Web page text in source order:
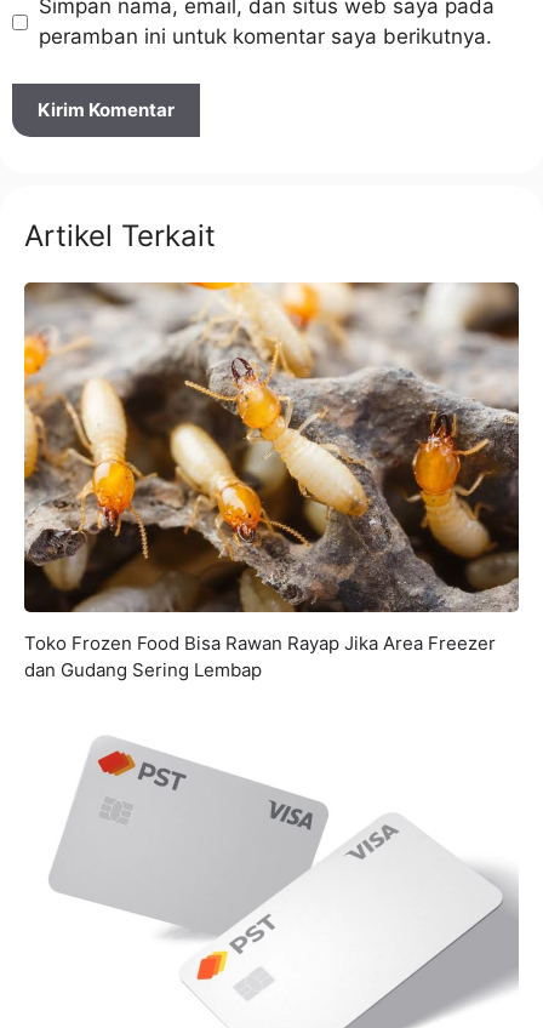
Simpan nama, email, dan situs web saya pada
peramban ini untuk komentar saya berikutnya.
Artikel Terkait
Toko Frozen Food Bisa Rawan Rayap Jika Area Freezer
dan Gudang Sering Lembap